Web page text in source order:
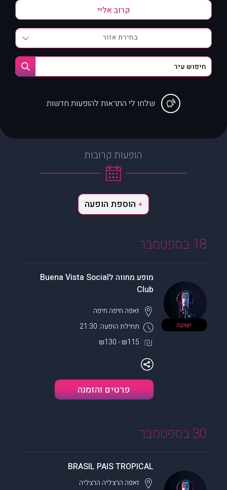
בחירת אזור
שלחו לי התראות להופעות חדשות
הופעות קרובות
+ הוספת הופעה
18 בספטמבר
ישיבה
מופע מחווה לBuena Vista Social
Club
תחילת הופעה: 21:30
זאפה חיפה חיפה
₪115 - ₪130
פרטים והזמנה
30 בספטמבר
BRASIL PAIS TROPICAL
זאפה הרצליה הרצליה